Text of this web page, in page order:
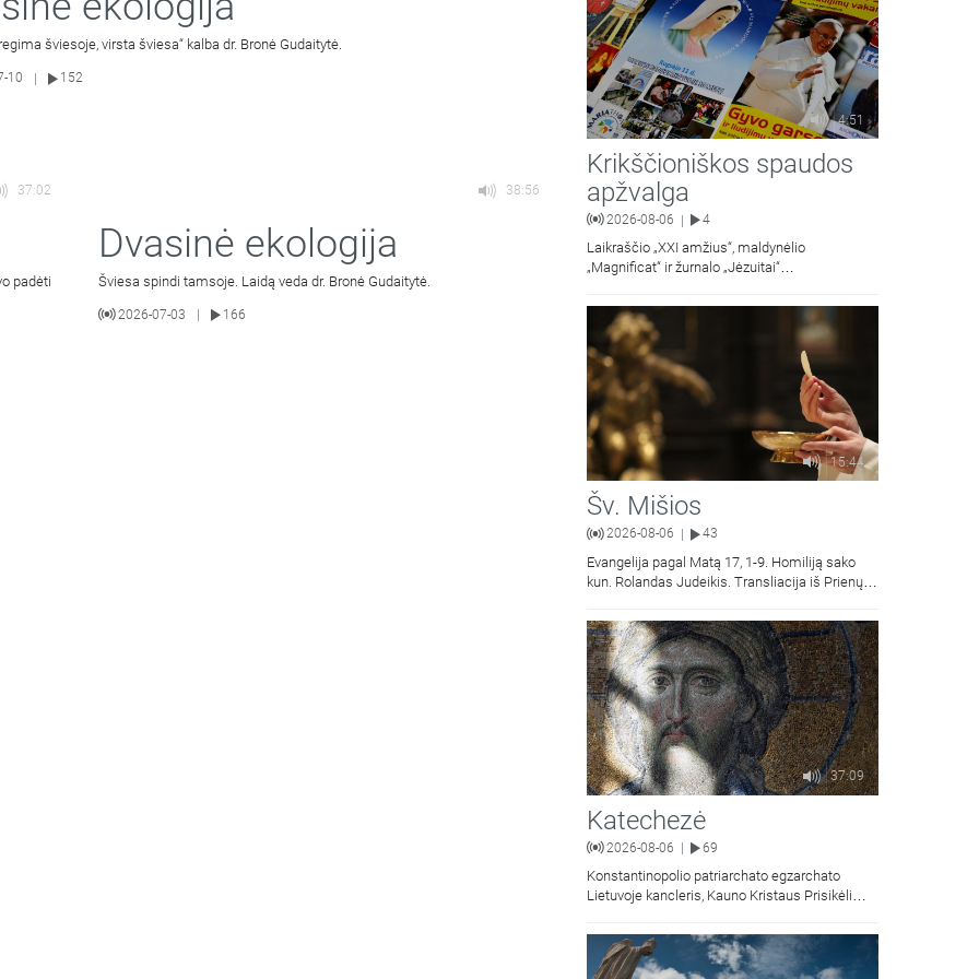
šviesoje, virsta šviesa“ kalba dr. Bronė Gudaitytė.
10 152
37:02
padėti
38:56
Dvasinė ekologija
Šviesa spindi tamsoje. Laidą veda dr. Bronė Gudaitytė.
2026-07-03 166
4:51
Krikščioniškos spaudos
apžvalga
2026-08-06 | 4
Laikraščio „XXI amžius“, maldynėlio
„Magnificat“ ir žurnalo „Jėzuitai“
15:44
Šv. Mišios
2026-08-06 43
Evangelija pagal Matą 17, 1-9. Homiliją sako
kun. Rolandas Judeikis. Transliacija iš Prienų
37:09
Katechezė
2026-08-06 69
Konstantinopolio patriarchato egzarchato
Lietuvoje kancleris, Kauno Kristaus Prisikėlimo
kunigas Vitalijus Mockus pasakoja apie
Kristaus Atsimainymo šventę.